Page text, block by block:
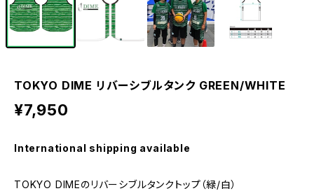
TOKYO DIME リバーシブルタンク GREEN/WHITE
¥7,950
International shipping available
TOKYO DIMEのリバーシブルタンクトップ（緑/白）